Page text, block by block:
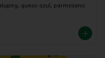
queso azul, parmesano